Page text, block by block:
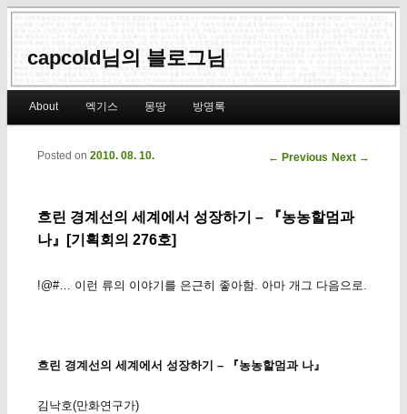
capcold님의 블로그님
Skip to primary content
Skip to secondary content
About 엑기스 몽땅 방명록
Post navigation
← Previous Next →
흐린 경계선의 세계에서 성장하기 – 『농농할멈과
나』[기획회의 276호]
Posted on 2010. 08. 10.
!@#… 이런 류의 이야기를 은근히 좋아함. 아마 개그 다음으로.
흐린 경계선의 세계에서 성장하기 – 『농농할멈과 나』
김낙호(만화연구가)